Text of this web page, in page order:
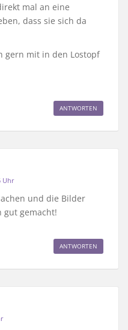
mal an eine
dass sie sich da
gern mit in den Lostopf
ANTWORTEN
Uhr
und die Bilder
gut gemacht!
ANTWORTEN